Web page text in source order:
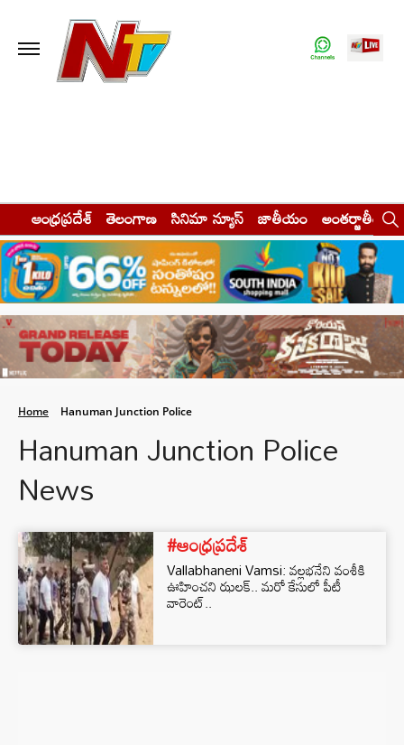
ఆంధ్రప్రదేశ్ తెలంగాణ సినిమా న్యూస్ జాతీయం అంతర్జాతీయం
Home Hanuman Junction Police
Hanuman Junction Police
News
#ఆంధ్రప్రదేశ్
Vallabhaneni Vamsi: వల్లభనేని వంశీకి
ఊహించని ఝలక్.. మరో కేసులో పీటీ
వారెంట్‌..